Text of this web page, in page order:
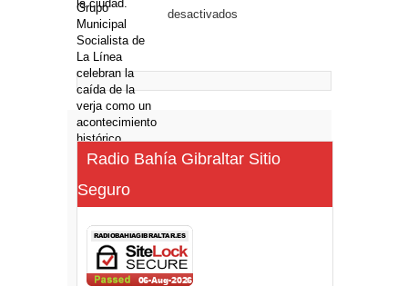
desactivados
Radio Bahía Gibraltar Sitio
Seguro